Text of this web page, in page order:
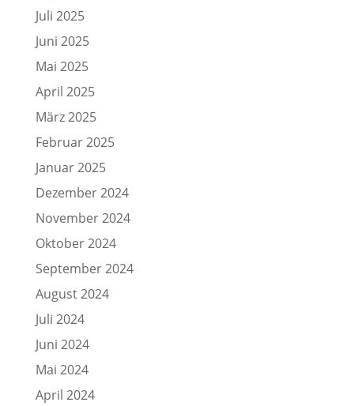
Juli 2025
Juni 2025
Mai 2025
April 2025
März 2025
Februar 2025
Januar 2025
Dezember 2024
November 2024
Oktober 2024
September 2024
August 2024
Juli 2024
Juni 2024
Mai 2024
April 2024